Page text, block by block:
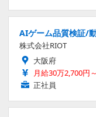
AIゲーム品質検証/
株式会社RIOT
大阪府
月給30万2,700円
正社員